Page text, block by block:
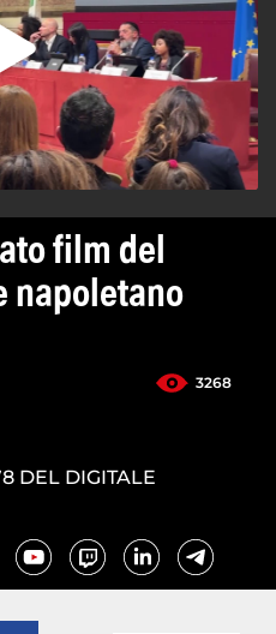
film del
napoletano
3268
DEL DIGITALE